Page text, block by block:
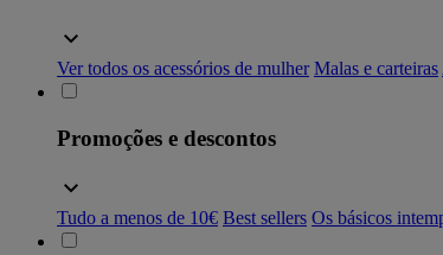
Ver todos os acessórios de mulher Malas e carteiras
Promoções e descontos
Tudo a menos de 10€ Best sellers Os básicos